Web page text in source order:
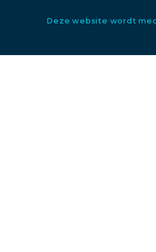
Deze website wordt